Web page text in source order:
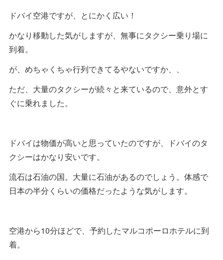
ドバイ空港ですが、とにかく広い！
かなり移動した気がしますが、無事にタクシー乗り場に
到着。
が、めちゃくちゃ行列できてるやないですか、、
ただ、大量のタクシーが続々と来ているので、意外とす
ぐに乗れました。
ドバイは物価が高いと思っていたのですが、ドバイのタ
クシーはかなり安いです。
流石は石油の国。大量に石油があるのでしょう。体感で
日本の半分くらいの価格だったような気がします。
空港から10分ほどで、予約したマルコポーロホテルに到
着。